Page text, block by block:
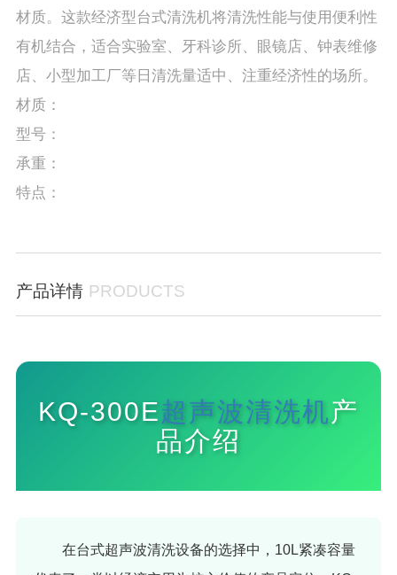
材质。这款经济型台式清洗机将清洗性能与使用便利性
有机结合，适合实验室、牙科诊所、眼镜店、钟表维修
店、小型加工厂等日清洗量适中、注重经济性的场所。
材质：
型号：
承重：
特点：
产品详情 PRODUCTS
KQ-300E超声波清洗机产
品介绍
在台式超声波清洗设备的选择中，10L紧凑容量